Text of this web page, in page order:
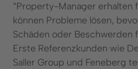
“Property-Manager erhalten
können Probleme lösen,
Schäden oder Beschwerden
Erste Referenzkunden wie
Saller Group und Feneberg